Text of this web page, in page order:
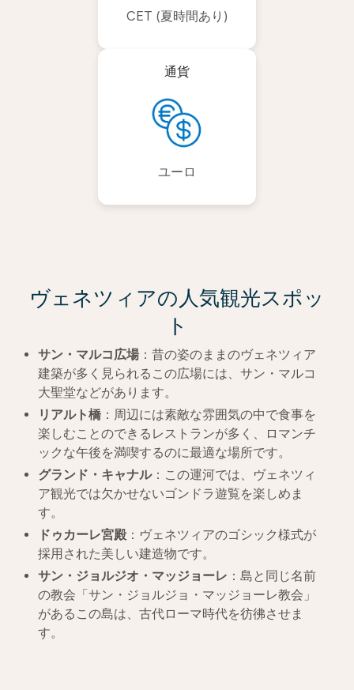
CET (夏時間あり)
通貨
ユーロ
ヴェネツィアの人気観光スポッ
ト
サン・マルコ広場 ：昔の姿のままのヴェネツィア
建築が多く見られるこの広場には、サン・マルコ
大聖堂などがあります。
リアルト橋 ：周辺には素敵な雰囲気の中で食事を
楽しむことのできるレストランが多く、ロマンチ
ックな午後を満喫するのに最適な場所です。
グランド・キャナル：この運河では、ヴェネツィ
ア観光では欠かせないゴンドラ遊覧を楽しめま
す。
ドゥカーレ宮殿 ：ヴェネツィアのゴシック様式が
採用された美しい建造物です。
サン・ジョルジオ・マッジョーレ ：島と同じ名前
の教会「サン・ジョルジョ・マッジョーレ教会」
があるこの島は、古代ローマ時代を彷彿させま
す。